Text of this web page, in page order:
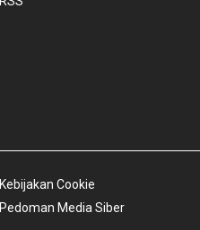
Kebijakan Cookie
Pedoman Media Siber